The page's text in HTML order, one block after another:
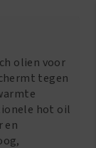
olien voor
tegen
hot oil
en